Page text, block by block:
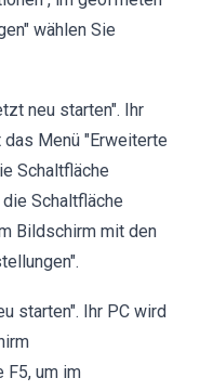
wählen Sie
neu starten". Ihr
Menü "Erweiterte
Schaltfläche
Schaltfläche
Bildschirm mit den
starten". Ihr PC wird
F5, um im